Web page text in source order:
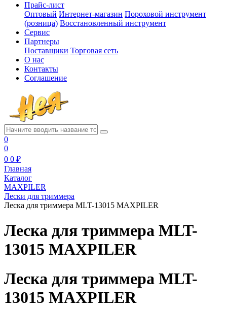
Прайс-лист
Оптовый Интернет-магазин Пороховой инструмент
(розница) Восстановленный инструмент
Сервис
Партнеры
Поставщики Торговая сеть
О нас
Контакты
Соглашение
0
0
0 0 ₽
Главная
Каталог
MAXPILER
Лески для триммера
Леска для триммера MLT-13015 MAXPILER
Леска для триммера MLT-
13015 MAXPILER
Леска для триммера MLT-
13015 MAXPILER